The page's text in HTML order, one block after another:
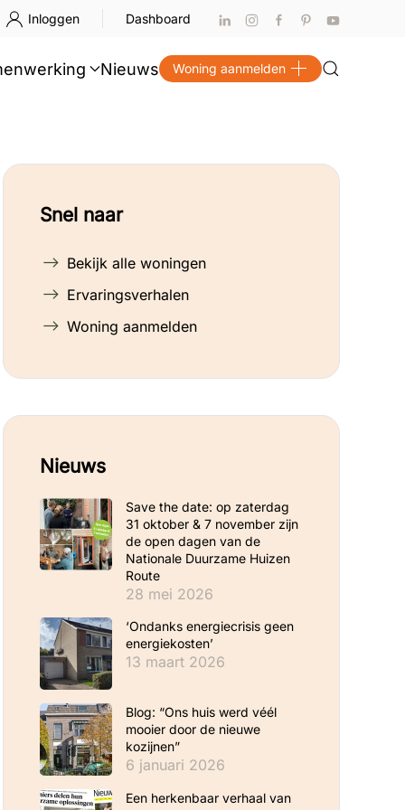
Inloggen Dashboard
Nieuws Woning aanmelden
Snel naar
Bekijk alle woningen
Ervaringsverhalen
Woning aanmelden
Nieuws
Save the date: op zaterdag
31 oktober & 7 november zijn
de open dagen van de
Nationale Duurzame Huizen
Route
28 mei 2026
‘Ondanks energiecrisis geen
energiekosten’
13 maart 2026
Blog: “Ons huis werd véél
mooier door de nieuwe
kozijnen”
6 januari 2026
Een herkenbaar verhaal van